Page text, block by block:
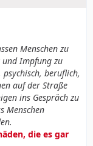
Menschen zu
Impfung zu
beruflich,
auf der Straße
ins Gespräch zu
Menschen
die es gar